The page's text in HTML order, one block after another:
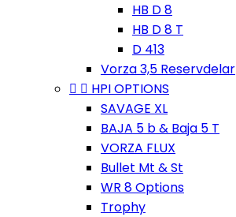
HB D 8
HB D 8 T
D 413
Vorza 3,5 Reservdelar
  HPI OPTIONS
SAVAGE XL
BAJA 5 b & Baja 5 T
VORZA FLUX
Bullet Mt & St
WR 8 Options
Trophy